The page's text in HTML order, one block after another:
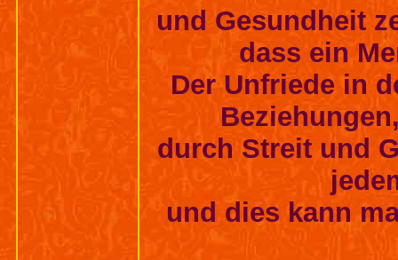
und Gesundheit
dass ein
Der Unfriede in
durch Streit und
und dies kann